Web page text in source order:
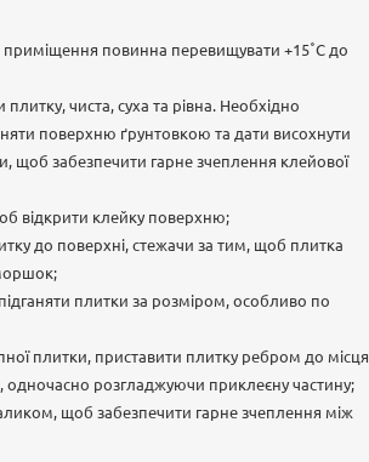
повинна перевищувати +15˚С до
чиста, суха та рівна. Необхідно
поверхню ґрунтовкою та дати висохнути
щоб забезпечити гарне зчеплення клейової
відкрити клейку поверхню;
до поверхні, стежачи за тим, щоб плитка
плитки за розміром, особливо по
плитки, приставити плитку ребром до місця
розгладжуючи приклеєну частину;
щоб забезпечити гарне зчеплення між